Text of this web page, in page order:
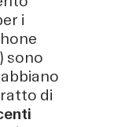
i
sono
di